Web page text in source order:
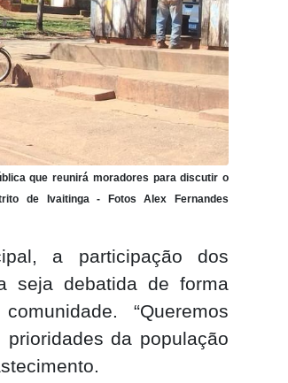
que reunirá moradores para discutir o
de Ivaitinga - Fotos Alex Fernandes
a participação dos
seja debatida de forma
“Queremos
da população